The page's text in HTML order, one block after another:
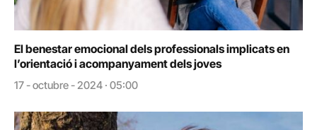
El benestar emocional dels professionals implicats en
l’orientació i acompanyament dels joves
17 - octubre - 2024 · 05:00